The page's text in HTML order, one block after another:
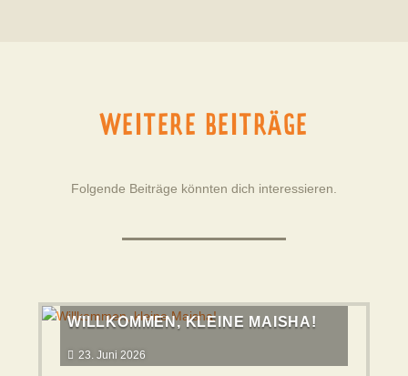
WEITERE BEITRÄGE
Folgende Beiträge könnten dich interessieren.
WILLKOMMEN, KLEINE MAISHA!
23. Juni 2026